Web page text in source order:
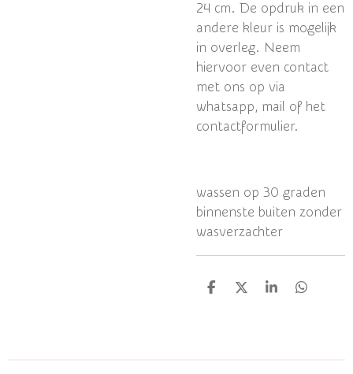
24 cm. De opdruk in een
andere kleur is mogelijk
in overleg. Neem
hiervoor even contact
met ons op via
whatsapp, mail of het
contactformulier.
wassen op 30 graden
binnenste buiten zonder
wasverzachter
D
D
S
D